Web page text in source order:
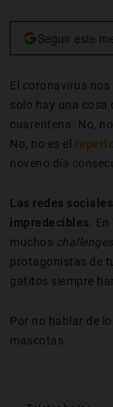
Seguir este
El coronavirus
solo hay una cosa
cuarentena. No,
No, no es el
noveno día
Las redes
impredecibles . En
muchos challenges
protagonistas de
gatitos siempre
Por no hablar de
mascotas.